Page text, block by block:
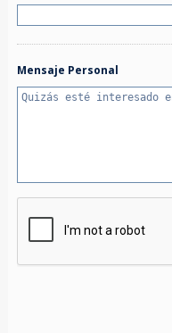
Mensaje Personal